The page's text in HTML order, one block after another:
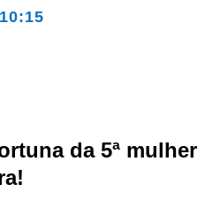
da 5ª mulher